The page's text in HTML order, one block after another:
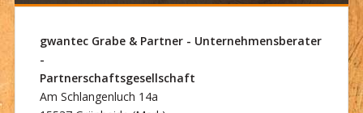
gwantec Grabe & Partner - Unternehmensberater
-
Partnerschaftsgesellschaft
Am Schlangenluch 14a